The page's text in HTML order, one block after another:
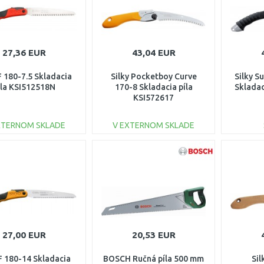
27,36 EUR
180-7.5 Skladacia
KSI512518N
SKLADE
43,04 EUR
Silky Pocketboy Curve
170-8 Skladacia píla
KSI572617
V EXTERNOM SKLADE
DO KOŠÍKA
Silky
27,00 EUR
180-14 Skladacia
20,53 EUR
BOSCH Ručná píla 500 mm